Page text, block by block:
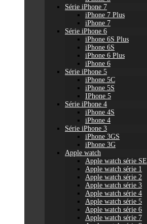
Série iPhone 7
iPhone 7 Plus
iPhone 7
Série iPhone 6
iPhone 6S Plus
iPhone 6S
iPhone 6 Plus
iPhone 6
Série iPhone 5
iPhone 5C
iPhone 5S
IPhone 5
Série iPhone 4
iPhone 4S
iPhone 4
Série iPhone 3
iPhone 3GS
iPhone 3G
Apple watch
Apple watch série SE
Apple watch série 1
Apple watch série 2
Apple watch série 3
Apple watch série 4
Apple watch série 5
Apple watch série 6
Apple watch série 7